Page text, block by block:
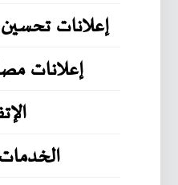
إعلانات
إعلانات